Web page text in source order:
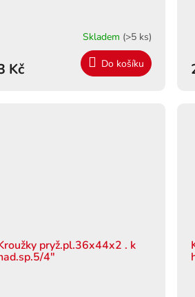
Skladem (>5 ks)
Kč Do košíku
pryž.pl.36x44x2 . k
4"